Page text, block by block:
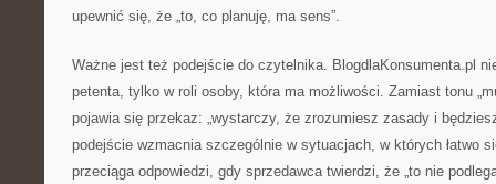
upewnić się, że „to, co planuję, ma sens”.
Ważne jest też podejście do czytelnika. BlogdlaKonsumenta.pl
petenta, tylko w roli osoby, która ma możliwości. Zamiast tonu
pojawia się przekaz: „wystarczy, że zrozumiesz zasady i
podejście wzmacnia szczególnie w sytuacjach, w których łatwo
przeciąga odpowiedzi, gdy sprzedawca twierdzi, że „to nie